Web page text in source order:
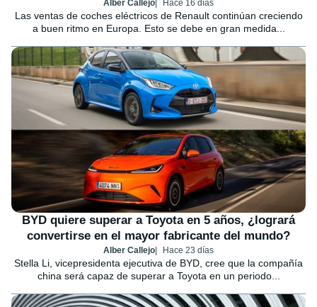
Alber Callejo Hace 16 días
Las ventas de coches eléctricos de Renault continúan creciendo
a buen ritmo en Europa. Esto se debe en gran medida...
BYD quiere superar a Toyota en 5 años, ¿logrará
convertirse en el mayor fabricante del mundo?
Alber Callejo Hace 23 días
Stella Li, vicepresidenta ejecutiva de BYD, cree que la compañía
china será capaz de superar a Toyota en un periodo...